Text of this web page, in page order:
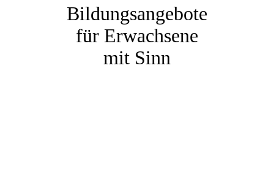
Bildungs­angebote
für Erwachsene
mit Sinn